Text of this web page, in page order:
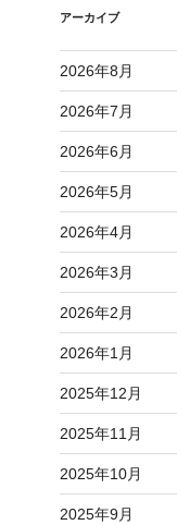
アーカイブ
2026年8月
2026年7月
2026年6月
2026年5月
2026年4月
2026年3月
2026年2月
2026年1月
2025年12月
2025年11月
2025年10月
2025年9月